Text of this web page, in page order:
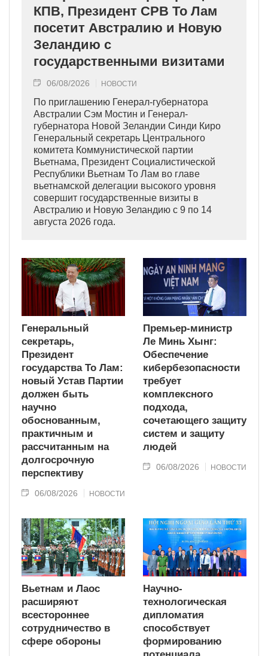
КПВ, Президент СРВ То Лам
посетит Австралию и Новую
Зеландию с
государственными визитами
06/08/2026 НОВОСТИ
По приглашению Генерал-губернатора
Австралии Сэм Мостин и Генерал-
губернатора Новой Зеландии Синди Киро
Генеральный секретарь Центрального
комитета Коммунистической партии
Вьетнама, Президент Социалистической
Республики Вьетнам То Лам во главе
вьетнамской делегации высокого уровня
совершит государственные визиты в
Австралию и Новую Зеландию с 9 по 14
августа 2026 года.
Генеральный
секретарь,
Президент
государства То Лам:
новый Устав Партии
должен быть
научно
обоснованным,
практичным и
рассчитанным на
долгосрочную
перспективу
06/08/2026 НОВОСТИ
Премьер-министр
Ле Минь Хынг:
Обеспечение
кибербезопасности
требует
комплексного
подхода,
сочетающего защиту
систем и защиту
людей
06/08/2026 НОВОСТИ
Вьетнам и Лаос
расширяют
всестороннее
сотрудничество в
сфере обороны
Научно-
технологическая
дипломатия
способствует
формированию